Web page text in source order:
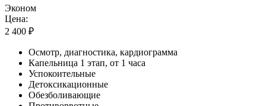
Эконом
Цена:
2 400 ₽
Осмотр, диагностика, кардиограмма
Капельница 1 этап, от 1 часа
Успокоительные
Детоксикационные
Обезболивающие